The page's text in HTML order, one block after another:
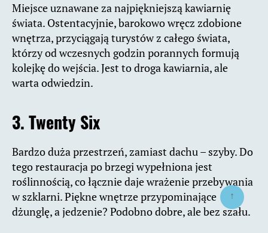
Miejsce uznawane za najpiękniejszą kawiarnię
świata. Ostentacyjnie, barokowo wręcz zdobione
wnętrza, przyciągają turystów z całego świata,
którzy od wczesnych godzin porannych formują
kolejkę do wejścia. Jest to droga kawiarnia, ale
warta odwiedzin.
3. Twenty Six
Bardzo duża przestrzeń, zamiast dachu – szyby. Do
tego restauracja po brzegi wypełniona jest
roślinnością, co łącznie daje wrażenie przebywania
w szklarni. Piękne wnętrze przypominające
dżunglę, a jedzenie? Podobno dobre, ale bez szału.
↑